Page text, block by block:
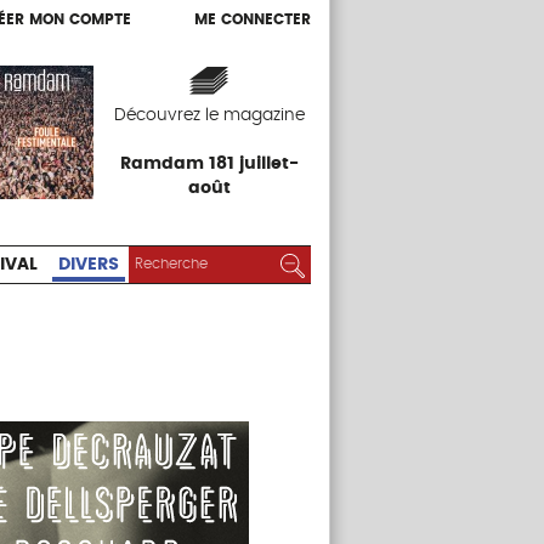
MON COMPTE ME CONNECTER
Découvrez le magazine
Ramdam 181 juillet-
août
MON COMPTE ME CONNECTER
EXPOS
DIVERS RECHERCHER :